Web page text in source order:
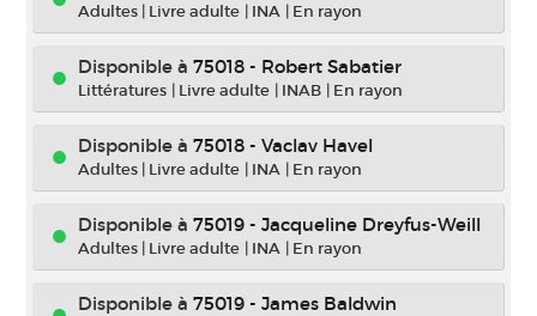
Adultes | Livre adulte | INA | En rayon
Disponible à 75018 - Robert Sabatier
Littératures | Livre adulte | INAB | En rayon
Disponible à 75018 - Vaclav Havel
Adultes | Livre adulte | INA | En rayon
Disponible à 75019 - Jacqueline Dreyfus-Weill
Adultes | Livre adulte | INA | En rayon
Disponible à 75019 - James Baldwin